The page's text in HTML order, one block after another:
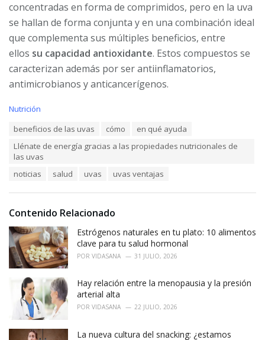
concentradas en forma de comprimidos, pero en la uva
se hallan de forma conjunta y en una combinación ideal
que complementa sus múltiples beneficios, entre
ellos su capacidad antioxidante. Estos compuestos se
caracterizan además por ser antiinflamatorios,
antimicrobianos y anticancerígenos.
C
:
Nutrición
beneficios de las uvas cómo
en qué ayuda
Llénate de energía gracias a las propiedades nutricionales de
las uvas
noticias
salud uvas uvas ventajas
Contenido Relacionado
Estrógenos naturales en tu plato: 10 alimentos
clave para tu salud hormonal
POR VIDASANA 31 JULIO, 2026
Hay relación entre la menopausia y la presión
arterial alta
POR VIDASANA 22 JULIO, 2026
La nueva cultura del snacking: ¿estamos